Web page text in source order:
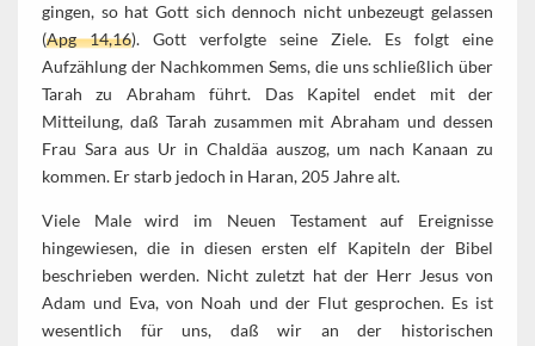
gingen, so hat Gott sich dennoch nicht unbezeugt gelassen
(Apg 14,16). Gott verfolgte seine Ziele. Es folgt eine
Aufzählung der Nachkommen Sems, die uns schließlich über
Tarah zu Abraham führt. Das Kapitel endet mit der
Mitteilung, daß Tarah zusammen mit Abraham und dessen
Frau Sara aus Ur in Chaldäa auszog, um nach Kanaan zu
kommen. Er starb jedoch in Haran, 205 Jahre alt.
Viele Male wird im Neuen Testament auf Ereignisse
hingewiesen, die in diesen ersten elf Kapiteln der Bibel
beschrieben werden. Nicht zuletzt hat der Herr Jesus von
Adam und Eva, von Noah und der Flut gesprochen. Es ist
wesentlich für uns, daß wir an der historischen